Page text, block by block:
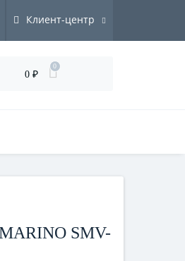
Клиент-центр
0 ₽
0
SMV-